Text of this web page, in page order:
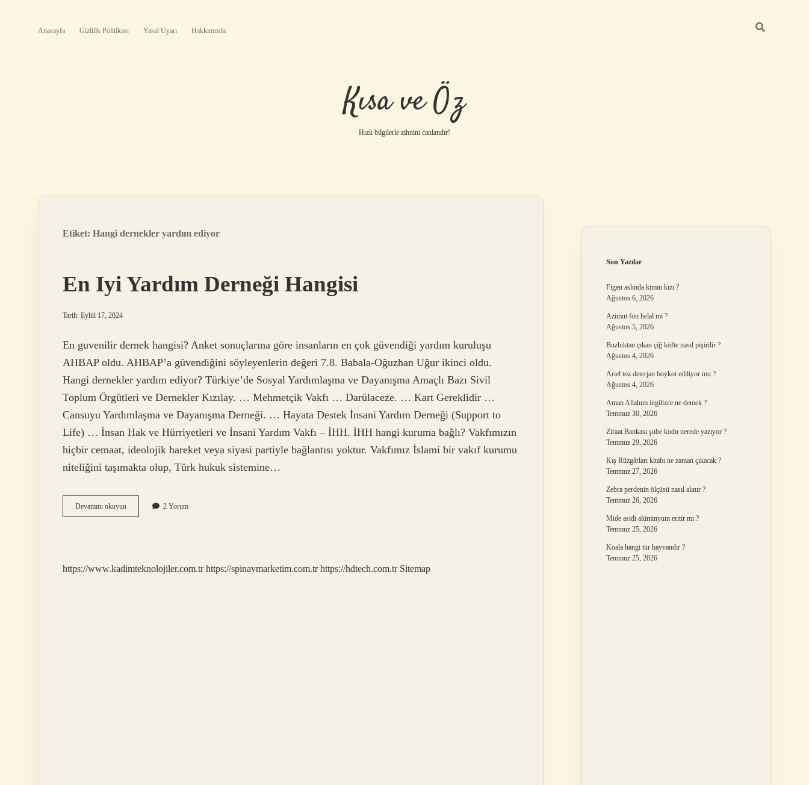
Anasayfa Gizlilik Politikası Yasal Uyarı Hakkımızda
Kısa ve Öz
Hızlı bilgilerle zihnini canlandır!
Etiket: Hangi dernekler yardım ediyor
En Iyi Yardım Derneği Hangisi
Tarih: Eylül 17, 2024
En guvenilir dernek hangisi? Anket sonuçlarına göre insanların en çok güvendiği yardım kuruluşu
AHBAP oldu. AHBAP’a güvendiğini söyleyenlerin değeri 7.8. Babala-Oğuzhan Uğur ikinci oldu.
Hangi dernekler yardım ediyor? Türkiye’de Sosyal Yardımlaşma ve Dayanışma Amaçlı Bazı Sivil
Toplum Örgütleri ve Dernekler Kızılay. … Mehmetçik Vakfı … Darülaceze. … Kart Gereklidir …
Cansuyu Yardımlaşma ve Dayanışma Derneği. … Hayata Destek İnsani Yardım Derneği (Support to
Life) … İnsan Hak ve Hürriyetleri ve İnsani Yardım Vakfı – İHH. İHH hangi kuruma bağlı? Vakfımızın
hiçbir cemaat, ideolojik hareket veya siyasi partiyle bağlantısı yoktur. Vakfımız İslami bir vakıf kurumu
niteliğini taşımakta olup, Türk hukuk sistemine…
Devamını okuyunEn
Iyi
2 Yorum
https://www.kadimteknolojiler.com.tr https://spinavmarketim.com.tr https://hdtech.com.tr Sitemap
Son Yazılar
Figen aslında kimin kızı ?
Ağustos 6, 2026
Azimut fon helal mi ?
Ağustos 5, 2026
Buzluktan çıkan çiğ köfte nasıl pişirilir ?
Ağustos 4, 2026
Ariel toz deterjan boykot ediliyor mu ?
Ağustos 4, 2026
Aman Allahım ingilizce ne demek ?
Temmuz 30, 2026
Ziraat Bankası şube kodu nerede yazıyor ?
Temmuz 29, 2026
Kış Rüzgârları kitabı ne zaman çıkacak ?
Temmuz 27, 2026
Zebra perdenin ölçüsü nasıl alınır ?
Temmuz 26, 2026
Mide asidi alüminyum eritir mi ?
Temmuz 25, 2026
Koala hangi tür hayvandır ?
Temmuz 25, 2026